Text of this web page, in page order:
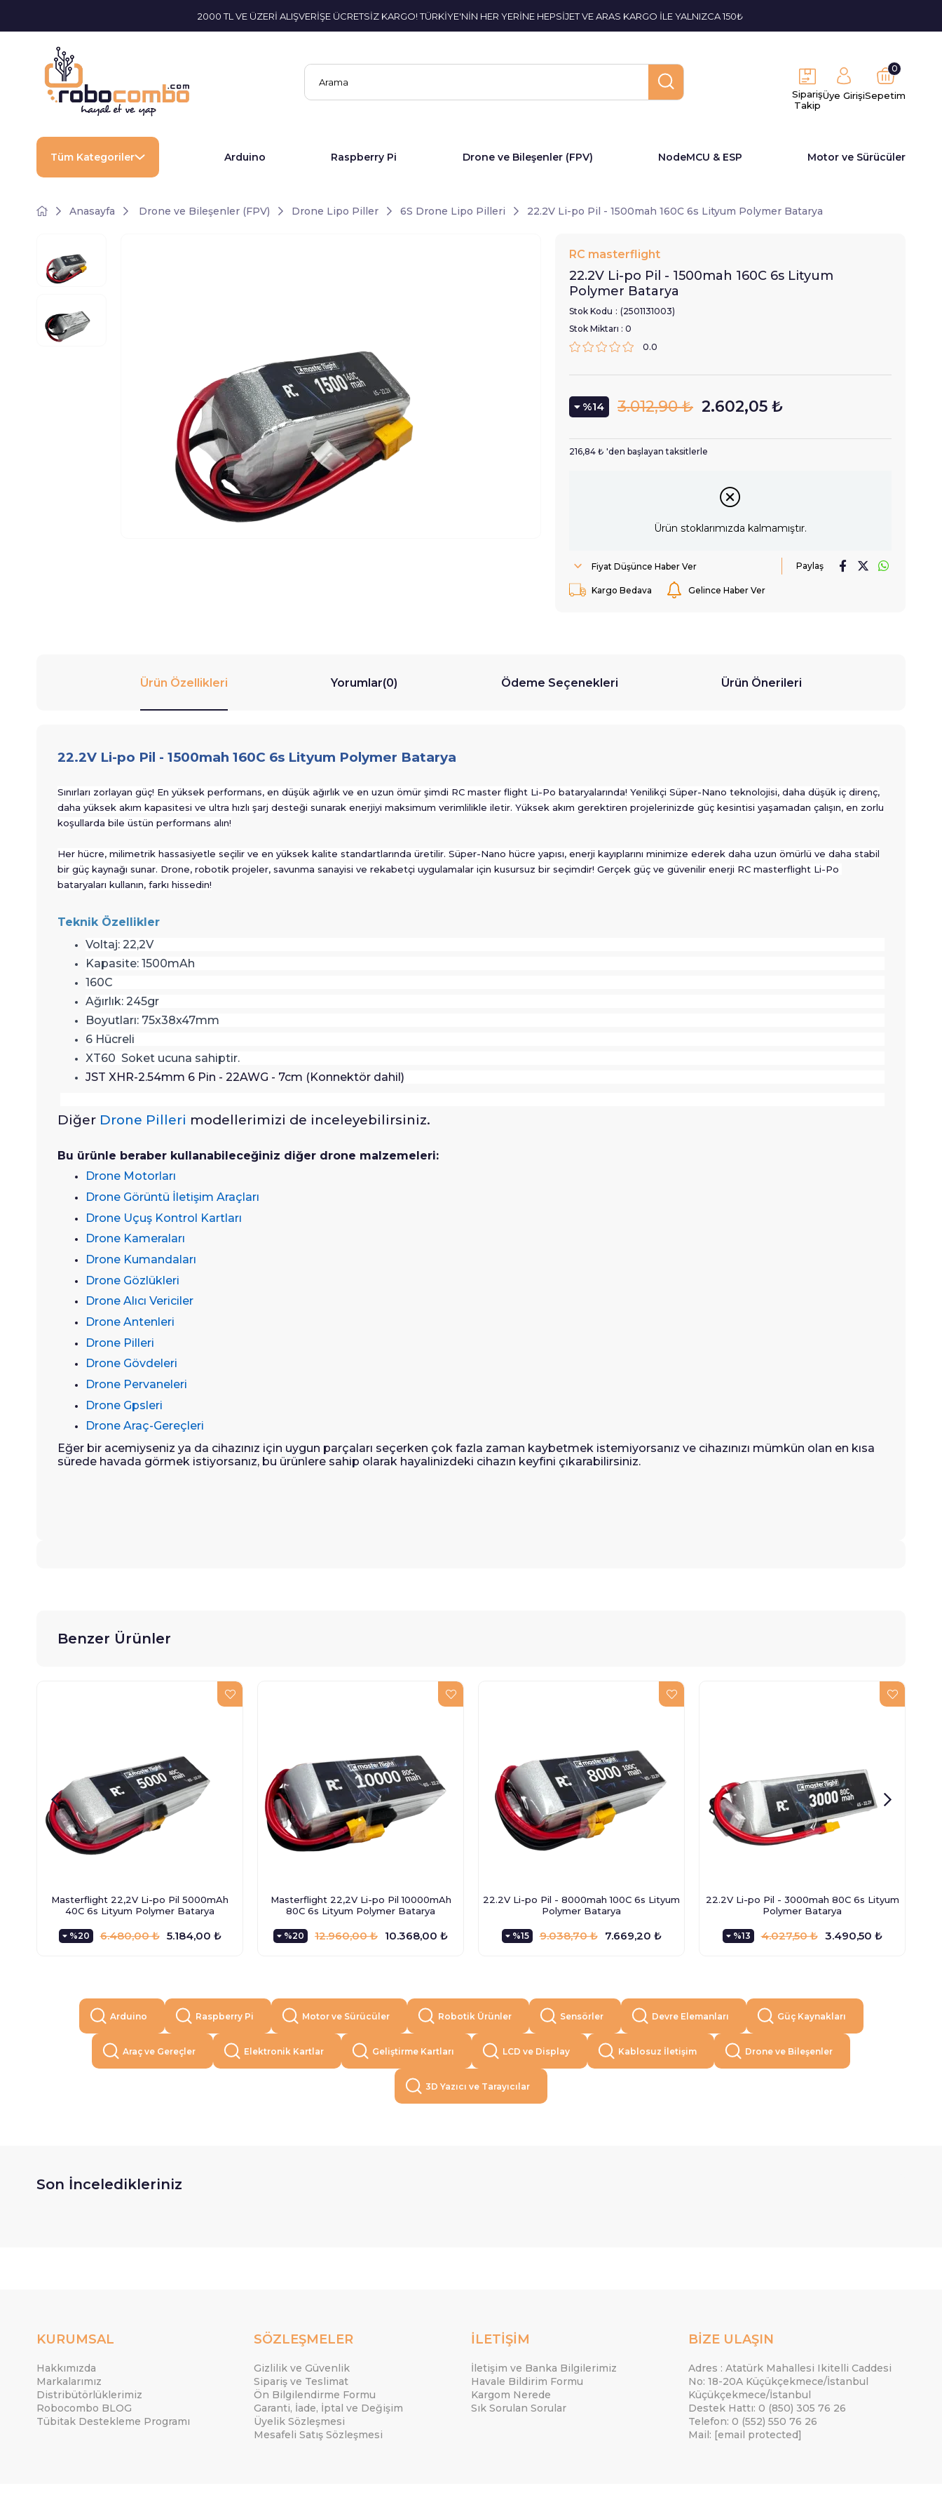
2000 TL VE ÜZERİ ALIŞVERİŞE ÜCRETSİZ KARGO! TÜRKİYE'NİN HER YERİNE HEPSİJET VE ARAS KARGO İLE YALNIZCA 150₺
Sipariş
Takip
Üye GirişiSepetim
0
Tüm Kategoriler Arduino Raspberry Pi Drone ve Bileşenler (FPV) NodeMCU & ESP Motor ve Sürücüler
Anasayfa Drone ve Bileşenler (FPV) Drone Lipo Piller 6S Drone Lipo Pilleri 22.2V Li-po Pil - 1500mah 160C 6s Lityum Polymer Batarya
RC masterflight
22.2V Li-po Pil - 1500mah 160C 6s Lityum
Polymer Batarya
Stok Kodu
(2501131003)
Stok Miktarı : 0
0.0
14 3.012,90 ₺ 2.602,05 ₺
216,84 ₺ 'den başlayan taksitlerle
Ürün stoklarımızda kalmamıştır.
Fiyat Düşünce Haber Ver
Kargo Bedava Gelince Haber Ver
Paylaş
Ürün Özellikleri Yorumlar(0) Ödeme Seçenekleri Ürün Önerileri
22.2V Li-po Pil - 1500mah 160C 6s Lityum Polymer Batarya
Sınırları zorlayan güç! En yüksek performans, en düşük ağırlık ve en uzun ömür şimdi RC master flight Li-Po bataryalarında! Yenilikçi Süper-Nano teknolojisi, daha düşük iç direnç,
daha yüksek akım kapasitesi ve ultra hızlı şarj desteği sunarak enerjiyi maksimum verimlilikle iletir. Yüksek akım gerektiren projelerinizde güç kesintisi yaşamadan çalışın, en zorlu
koşullarda bile üstün performans alın!
Her hücre, milimetrik hassasiyetle seçilir ve en yüksek kalite standartlarında üretilir. Süper-Nano hücre yapısı, enerji kayıplarını minimize ederek daha uzun ömürlü ve daha stabil
bir güç kaynağı sunar. Drone, robotik projeler, savunma sanayisi ve rekabetçi uygulamalar için kusursuz bir seçimdir! Gerçek güç ve güvenilir enerji RC masterflight Li-Po
bataryaları kullanın, farkı hissedin!
Teknik Özellikler
Voltaj: 22,2V
Kapasite: 1500mAh
160C
Ağırlık: 245gr
Boyutları: 75x38x47mm
6 Hücreli
XT60 Soket ucuna sahiptir.
JST XHR-2.54mm 6 Pin - 22AWG - 7cm (Konnektör dahil)
Diğer Drone Pilleri modellerimizi de inceleyebilirsiniz.
Bu ürünle beraber kullanabileceğiniz diğer drone malzemeleri:
Drone Motorları
Drone Görüntü İletişim Araçları
Drone Uçuş Kontrol Kartları
Drone Kameraları
Drone Kumandaları
Drone Gözlükleri
Drone Alıcı Vericiler
Drone Antenleri
Drone Pilleri
Drone Gövdeleri
Drone Pervaneleri
Drone Gpsleri
Drone Araç-Gereçleri
Eğer bir acemiyseniz ya da cihazınız için uygun parçaları seçerken çok fazla zaman kaybetmek istemiyorsanız ve cihazınızı mümkün olan en kısa
sürede havada görmek istiyorsanız, bu ürünlere sahip olarak hayalinizdeki cihazın keyfini çıkarabilirsiniz.
Benzer Ürünler
Masterflight 22,2V Li-po Pil 5000mAh
40C 6s Lityum Polymer Batarya
%20 5.184,00 ₺
6.480,00 ₺
Masterflight 22,2V Li-po Pil 10000mAh
80C 6s Lityum Polymer Batarya
%20 10.368,00 ₺
12.960,00 ₺
22.2V Li-po Pil - 8000mah 100C 6s Lityum
Polymer Batarya
%15 7.669,20 ₺
9.038,70 ₺
22.2V Li-po Pil - 3000mah 80C 6s Lityum
Polymer Batarya
%13 3.490,50 ₺
4.027,50 ₺
Arduino Raspberry Pi Motor ve Sürücüler Robotik Ürünler Sensörler Devre Elemanları Güç Kaynakları
Araç ve Gereçler Elektronik Kartlar Geliştirme Kartları LCD ve Display Kablosuz İletişim Drone ve Bileşenler
3D Yazıcı ve Tarayıcılar
Son İnceledikleriniz
KURUMSAL
Hakkımızda
Markalarımız
Distribütörlüklerimiz
Robocombo BLOG
Tübitak Destekleme Programı
SÖZLEŞMELER
Gizlilik ve Güvenlik
Sipariş ve Teslimat
Ön Bilgilendirme Formu
Garanti, İade, İptal ve Değişim
Üyelik Sözleşmesi
Mesafeli Satış Sözleşmesi
İLETİŞİM
İletişim ve Banka Bilgilerimiz
Havale Bildirim Formu
Kargom Nerede
Sık Sorulan Sorular
BİZE ULAŞIN
Adres : Atatürk Mahallesi Ikitelli Caddesi
No: 18-20A Küçükçekmece/İstanbul
Küçükçekmece/İstanbul
Destek Hattı: 0 (850) 305 76 26
Telefon: 0 (552) 550 76 26
Mail: [email protected]